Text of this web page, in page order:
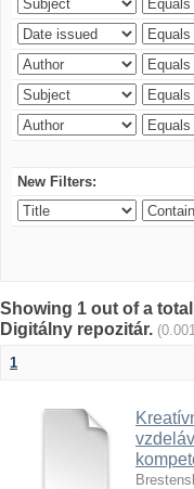
New Filters:
Showing 1 out of a
Digitálny repozitár.
1